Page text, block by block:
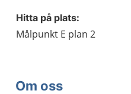
Hitta på plats:
Målpunkt E plan 2
Om oss